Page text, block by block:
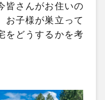
皆さんがお住いの
お子様が巣立って
をどうするかを考